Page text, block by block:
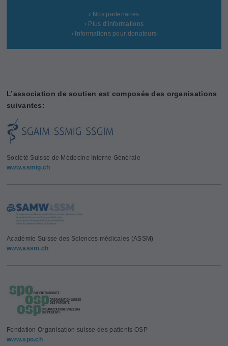
› Nos partenaires
› Plus d'informations
› Informations pour donateurs
L’association de soutien est composée des organisations
suivantes:
Société Suisse de Médecine Interne Générale
www.ssmig.ch
Académie Suisse des Sciences médicales (ASSM)
www.assm.ch
Fondation Organisation suisse des patients OSP
www.spo.ch